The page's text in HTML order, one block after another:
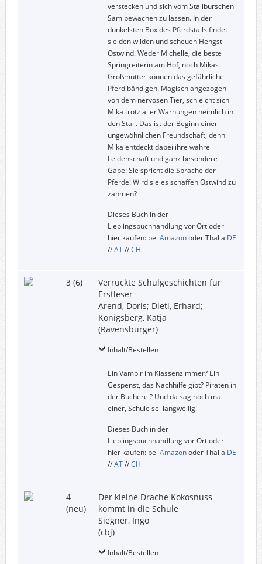
verstecken und sich vom Stallburschen
Sam bewachen zu lassen. In der
dunkelsten Box des Pferdstalls findet
sie den wilden und scheuen Hengst
Ostwind. Weder Michelle, die beste
Springreiterin am Hof, noch Mikas
Großmutter können das gefährliche
Pferd bändigen. Magisch angezogen
von dem nervösen Tier, schleicht sich
Mika trotz aller Warnungen heimlich in
den Stall. Das ist der Beginn einer
ungewöhnlichen Freundschaft, denn
Mika entdeckt dabei ihre wahre
Leidenschaft und ganz besondere
Gabe: Sie spricht die Sprache der
Pferde! Wird sie es schaffen Ostwind zu
zähmen?
Dieses Buch in der
Lieblingsbuchhandlung vor Ort oder
hier kaufen: bei Amazonoder Thalia DE
//AT//CH
3 (6)
Verrückte Schulgeschichten für
Erstleser
Arend, Doris; Dietl, Erhard;
Königsberg, Katja
(Ravensburger)
Inhalt/Bestellen
Ein Vampir im Klassenzimmer? Ein
Gespenst, das Nachhilfe gibt? Piraten in
der Bücherei? Und da sag noch mal
einer, Schule sei langweilig!
Dieses Buch in der
Lieblingsbuchhandlung vor Ort oder
hier kaufen: bei Amazonoder Thalia DE
//AT//CH
4
(neu)
Der kleine Drache Kokosnuss
kommt in die Schule
Siegner, Ingo
(cbj)
Inhalt/Bestellen